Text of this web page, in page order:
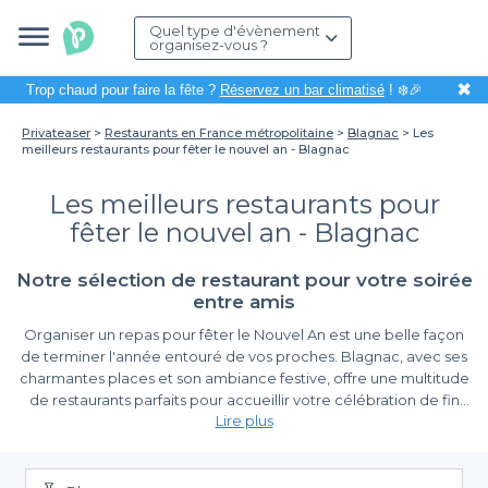
Quel type d'évènement
organisez-vous ?
Trop chaud pour faire la fête ? Réservez un bar climatisé! ❄️🎉 ✖
Privateaser Restaurants en France métropolitaine Blagnac
Les
meilleurs restaurants pour fêter le nouvel an - Blagnac
Les meilleurs restaurants pour
fêter le nouvel an - Blagnac
Notre sélection de restaurant pour votre soirée
entre amis
Organiser un repas pour fêter le Nouvel An est une belle façon
de terminer l'année entouré de vos proches. Blagnac, avec ses
charmantes places et son ambiance festive, offre une multitude
de restaurants parfaits pour accueillir votre célébration de fin
d'année. Que vous souhaitiez un repas gastronomique, une
pour plaire.
L’avantage de réserver avec Privateaser
Lire plus